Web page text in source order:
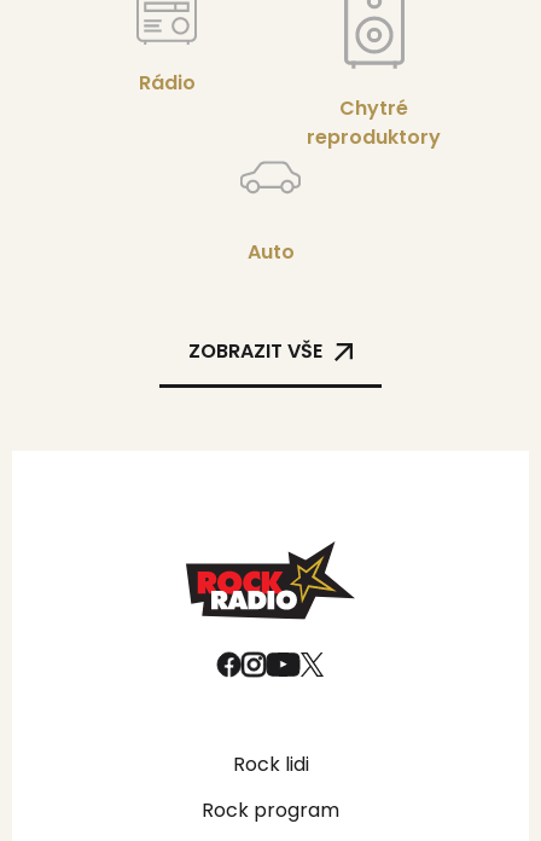
Rádio
Chytré
reproduktory
Auto
ZOBRAZIT VŠE
Rock lidi
Rock program